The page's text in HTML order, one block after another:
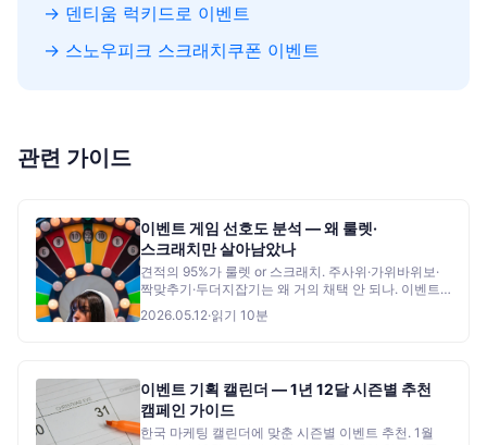
→ 덴티움 럭키드로 이벤트
→ 스노우피크 스크래치쿠폰 이벤트
관련 가이드
이벤트 게임 선호도 분석 — 왜 룰렛·
스크래치만 살아남았나
견적의 95%가 룰렛 or 스크래치. 주사위·가위바위보·
짝맞추기·두더지잡기는 왜 거의 채택 안 되나. 이벤트
5가지 이유, 8가지 다른 게임 실패 분석, 스킬 게임의
2026.05.12·읽기 10분
이벤트 기획 캘린더 — 1년 12달 시즌별 추천
캠페인 가이드
한국 마케팅 캘린더에 맞춘 시즌별 이벤트 추천. 1월